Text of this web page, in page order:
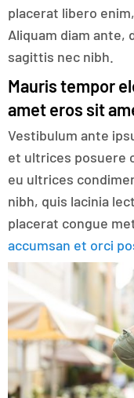
placerat libero
Aliquam diam ante,
sagittis nec nibh.
Mauris tempor
amet eros sit
Vestibulum ante
et ultrices posuere
eu ultrices
nibh, quis lacinia
placerat congue
accumsan et orci